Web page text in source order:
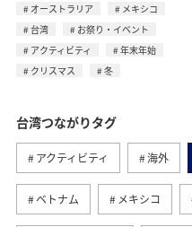
オーストラリア
メキシコ
台湾
お祭り・イベント
アクティビティ
年末年始
クリスマス
冬
台湾つながりタグ
アクティビティ 海外
ベトナム メキシコ